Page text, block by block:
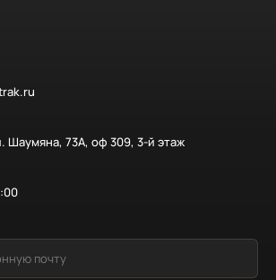
Шаумяна, 73А, оф 309, 3-й этаж